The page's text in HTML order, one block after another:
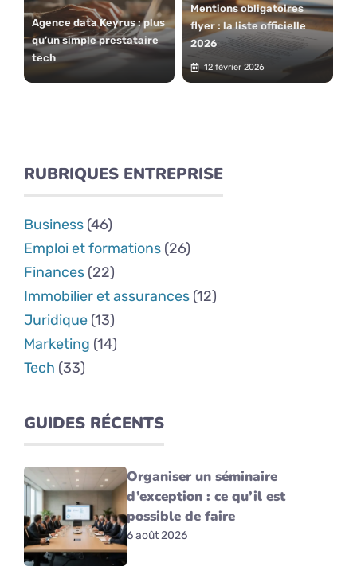
Agence data Keyrus : plus
qu’un simple prestataire
tech
Mentions obligatoires
flyer : la liste officielle
2026
12 février 2026
RUBRIQUES ENTREPRISE
Business (46)
Emploi et formations (26)
Finances (22)
Immobilier et assurances (12)
Juridique (13)
Marketing (14)
Tech (33)
GUIDES RÉCENTS
Organiser un séminaire
d’exception : ce qu’il est
possible de faire
6 août 2026